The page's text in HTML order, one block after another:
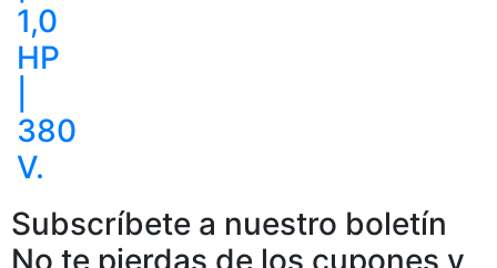
1,0
HP
380
V.
Subscríbete a nuestro boletín
No te pierdas de los cupones y